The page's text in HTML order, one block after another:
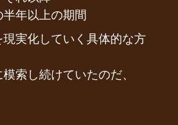
年以上の期間
実化していく具体的な方
索し続けていたのだ、